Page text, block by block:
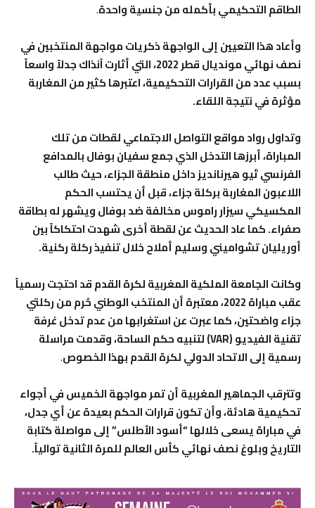
الطاقم التحكيمي بأكمله من جنسية واحدة.
وأعاد هذا التعيين إلى الواجهة ذكريات مواجهة المنتخبين في
نصف نهائي مونديال قطر 2022، التي أثارت آنذاك جدلاً واسعاً
بسبب عدد من القرارات التحكيمية، اعتبرها كثير من المغاربة
مؤثرة في نتيجة اللقاء.
وتداول رواد مواقع التواصل الاجتماعي لقطات من تلك
المباراة، أبرزها التدخل الذي جمع سفيان بوفال بالمدافع
الفرنسي ثيو هيرنانديز داخل منطقة الجزاء، حيث طالب
اللاعبون المغاربة بركلة جزاء، قبل أن يحتسب الحكم
المكسيكي سيزار راموس مخالفة ضد بوفال ويشهر له بطاقة
صفراء. كما عاد الحديث عن لقطة أخرى شهدت احتكاكاً بين
أوريليان تشواميني وسليم أملاح خلال تنفيذ ركلة ركنية.
وكانت الجامعة الملكية المغربية لكرة القدم قد احتجت رسمياً
عقب مباراة 2022، معتبرة أن المنتخب الوطني حُرم من ركلتي
جزاء واضحتين، كما عبرت عن استغرابها من عدم تدخل غرفة
تقنية الفيديو (VAR) لتنبيه حكم الساحة، وقدمت مراسلة
رسمية إلى الاتحاد الدولي لكرة القدم بهذا الخصوص.
وتترقب الجماهير المغربية أن تمر مواجهة الخميس في أجواء
تحكيمية هادئة، وأن تكون قرارات الحكم بعيدة عن أي جدل،
في مباراة يسعى خلالها “أسود الأطلس” إلى مواصلة كتابة
التاريخ وبلوغ نصف نهائي كأس العالم للمرة الثانية توالياً.